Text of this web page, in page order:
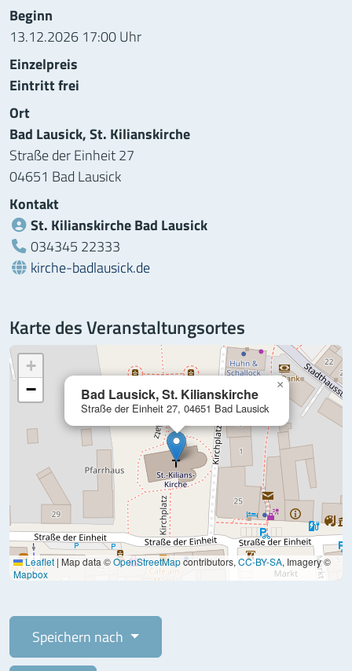
Informationen zur Veranstaltung
Beginn
13.12.2026 17:00 Uhr
Einzelpreis
Eintritt frei
Ort
Bad Lausick, St. Kilianskirche
Straße der Einheit 27
04651 Bad Lausick
Kontakt
St. Kilianskirche Bad Lausick
Telefon:
034345 22333
Webseite:
kirche-badlausick.de
Karte des Veranstaltungsortes
Bad Lausick, St. Kilianskirche
Straße der Einheit 27, 04651 Bad Lausick
×
+
−
Leaflet | Map data ©OpenStreetMapcontributors, CC-BY-SA, Imagery ©
Mapbox
Speichern nach